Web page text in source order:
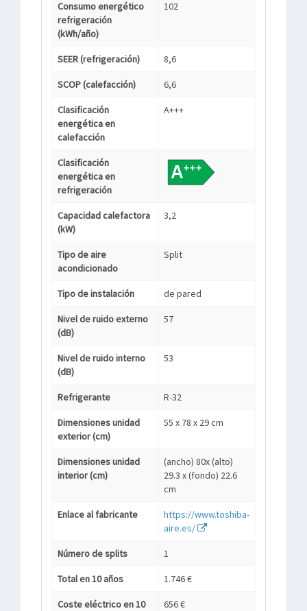
Consumo energético
refrigeración
(kWh/año)
102
SEER (refrigeración) 8,6
SCOP (calefacción) 6,6
Clasificación
energética en
calefacción
A+++
Clasificación
energética en
refrigeración
Capacidad calefactora
(kW)
3,2
Tipo de aire
acondicionado
Split
Tipo de instalación de pared
Nivel de ruido externo
(dB)
57
Nivel de ruido interno
(dB)
53
Refrigerante R-32
Dimensiones unidad
exterior (cm)
55 x 78 x 29 cm
Dimensiones unidad
interior (cm)
(ancho) 80x (alto)
29.3 x (fondo) 22.6
cm
Enlace al fabricante
https://www.toshiba-
aire.es/
Número de splits 1
Total en 10 años 1.746 €
Coste eléctrico en 10
656 €